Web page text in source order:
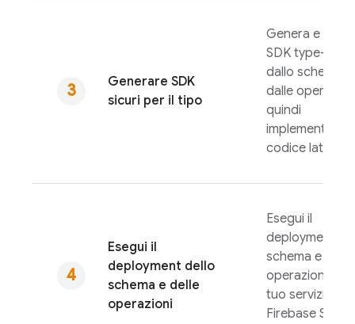
Generare SDK
sicuri per il tipo
Genera e testa
SDK type-safe
dallo schema e
dalle
quindi
implementa il
codice lato
Esegui il
deployment dello
schema e delle
operazioni
Esegui il
deployment
schema e delle
operazioni per
tuo servizio
Firebase SQL